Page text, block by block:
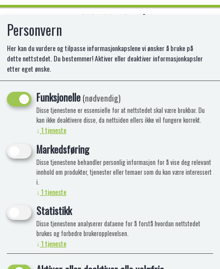
Ingen produkter funnet
Personvern
Her kan du vurdere og tilpasse informasjonkapslene vi ønsker å bruke på
dette nettstedet. Du bestemmer! Aktiver eller deaktiver informasjonkapsler
etter eget ønske.
Funksjonelle(nødvendig)
Disse tjenestene er essensielle for at nettstedet skal være brukbar. Du
kan ikke deaktivere disse, da nettsiden ellers ikke vil fungere korrekt.
↓ 1tjeneste
Markedsføring
Disse tjenestene behandler personlig informasjon for å vise deg relevant
innhold om produkter, tjenester eller temaer som du kan være interessert
i.
↓ 1tjeneste
Statistikk
Disse tjenestene analyserer dataene for å forstå hvordan nettstedet
brukes og forbedre brukeropplevelsen.
↓ 1tjeneste